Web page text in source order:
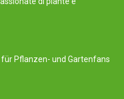
Pflanzen- und Gartenfans